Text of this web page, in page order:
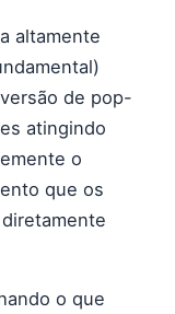
altamente
de pop-
atingindo
o
que os
o que